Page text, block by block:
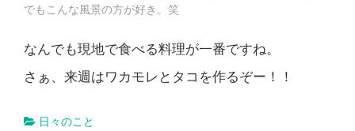
でもこんな風景の方が好き。笑
なんでも現地で食べる料理が一番ですね。
さぁ、来週はワカモレとタコを作るぞー！！
日々のこと